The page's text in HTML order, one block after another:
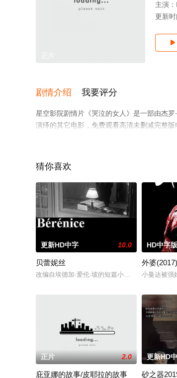
主演：
更新时

剧情介绍 我要评分
星空影院剧情片《哭泣的女人》是一部由杰
演绎的其它电影，免费观看高清未删减完整
猜你喜欢
更新HD中字 10.0
贝蕾妮丝
改编自埃德加·爱伦·坡的短篇小说《贝蕾妮丝》
HD中字版
外婆(2017)
小曼达被强
正片 2.0
庇亚娜的故事/皮耶拉的故事
更新HD
砂之器